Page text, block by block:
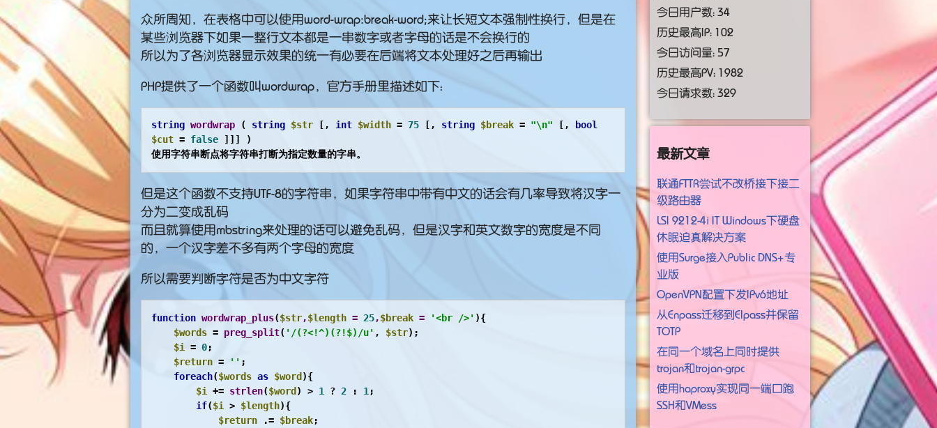
众所周知，在表格中可以使用word-wrap:break-word;来让长短文本强制性换行，但是在
某些浏览器下如果一整行文本都是一串数字或者字母的话是不会换行的
所以为了各浏览器显示效果的统一有必要在后端将文本处理好之后再输出
PHP提供了一个函数叫wordwrap，官方手册里描述如下：
string wordwrap ( string $str [, int $width = 75 [, string $break = "\n" [,
bool
$cut = false ]]] )
使用字符串断点将字符串打断为指定数量的字串。
但是这个函数不支持UTF-8的字符串，如果字符串中带有中文的话会有几率导致将汉字一
分为二变成乱码
而且就算使用mbstring来处理的话可以避免乱码，但是汉字和英文数字的宽度是不同
的，一个汉字差不多有两个字母的宽度
所以需要判断字符是否为中文字符
function wordwrap_plus($str,$length = 25,$break = '<br />' ){
$words = preg_split( '/(?<!^)(?!$)/u' , $str);
$i
= 0;
$return = '' ;
foreach($words as $word ){
$i
+= strlen($word ) > 1 ? 2 : 1 ;
if($i > $length){
$return .= $break;
今日用户数： 34
历史最高IP： 102
今日访问量： 57
历史最高PV： 1982
今日请求数： 329
最新文章
联通FTTR尝试不改桥接下接二
级路由器
LSI 9212-4i IT Windows下硬盘
休眠迫真解决方案
使用Surge接入Public DNS+专
业版
OpenVPN配置下发IPv6地址
从Enpass迁移到Elpass并保留
TOTP
在同一个域名上同时提供
trojan和trojan-grpc
使用haproxy实现同一端口跑
SSH和VMess